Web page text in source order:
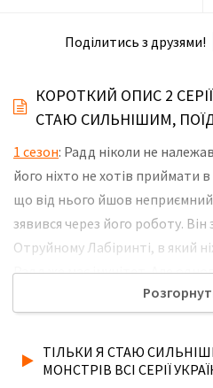
Поділитись з друзями!
КОРОТКИЙ ОПИС 2
СТАЮ СИЛЬНІШИМ,
1 сезон: Радд ніколи не
його ніхто не хотів приймати
що від нього йшов неприємний
зявився через його роботу.
Отруйному Лабіринті, в який
Радд же має імунітет. Але
його прийняли до своєї
його помирати. Незважаючи ні
так просто здаватися. Не
ТІЛЬКИ Я СТАЮ
МОНСТРІВ ВСІ СЕРІЇ